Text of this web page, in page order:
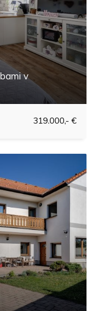
v
319.000,- €